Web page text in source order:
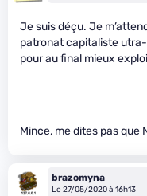
Je suis déçu. Je
patronat capitaliste
pour au final mieux
Mince, me dites pas que
brazomyna
Le 27/05/2020 à 16h13